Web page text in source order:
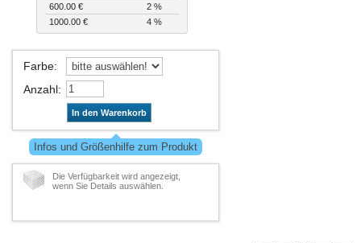
600.00 €
2 %
1000.00 €
4 %
Farbe:
Anzahl:
In den Warenkorb
Infos und Größenhilfe zum Produkt
Die Verfügbarkeit wird angezeigt,
wenn Sie Details auswählen.